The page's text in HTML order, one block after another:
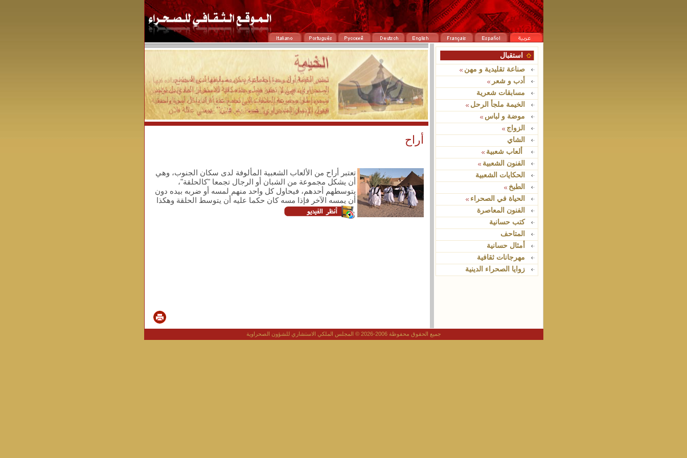
استقبال
صناعة تقليدية و مهن
أدب و شعر
مسابقات شعرية
الخيمة ملجأ الرحل
موضة و لباس
الزواج
الشاي
ألعاب شعبية
الفنون الشعبية
الحكايات الشعبية
الطبخ
الحياة في الصحراء
الفنون المعاصرة
كتب حسانية
المتاحف
أمثال حسانية
مهرجانات ثقافية
زوايا الصحراء الدينية
أراح
تعتبر أراح من الألعاب الشعبية المألوفة لدى سكان الجنوب، وهي
أن يشكل مجموعة من الشبان أو الرجال تجمعا "كالحلقة"،
يتوسطهم أحدهم، فيحاول كل واحد منهم لمسه أو ضربه بيده دون
أن يمسه الآخر فإذا مسه كان حكما عليه أن يتوسط الحلقة وهكذا
جميع الحقوق محفوظة 2006-2026 © المجلس الملكي الاستشاري للشؤون الصحراوية